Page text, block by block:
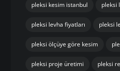
pleksi kesim istanbul pleksi
pleksi levha fiyatları pleksi
pleksi ölçüye göre kesim
pleksi proje üretimi pleksi